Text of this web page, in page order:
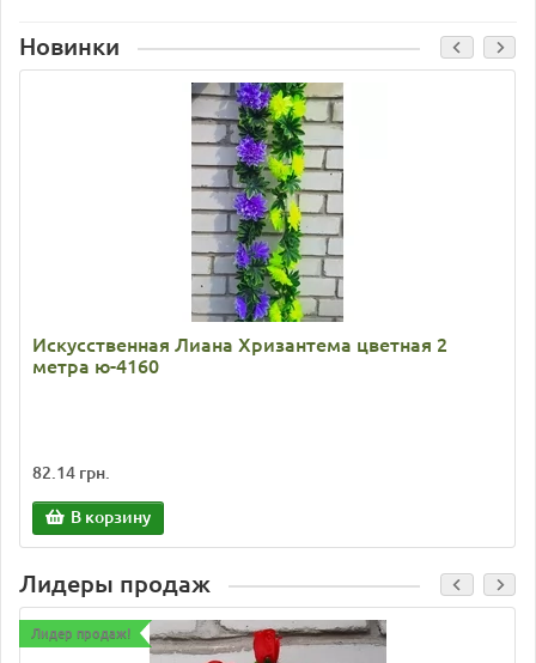
Новинки
Искусственная Лиана Хризантема цветная 2
метра ю-4160
82.14 грн.
В корзину
Лидеры продаж
Лидер продаж!